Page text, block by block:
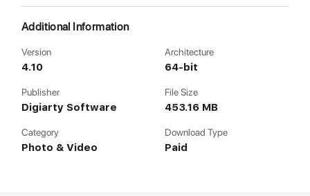
Additional Information
Version
4.10
Architecture
64-bit
Publisher
Digiarty Software
File Size
453.16 MB
Category
Photo & Video
Download Type
Paid